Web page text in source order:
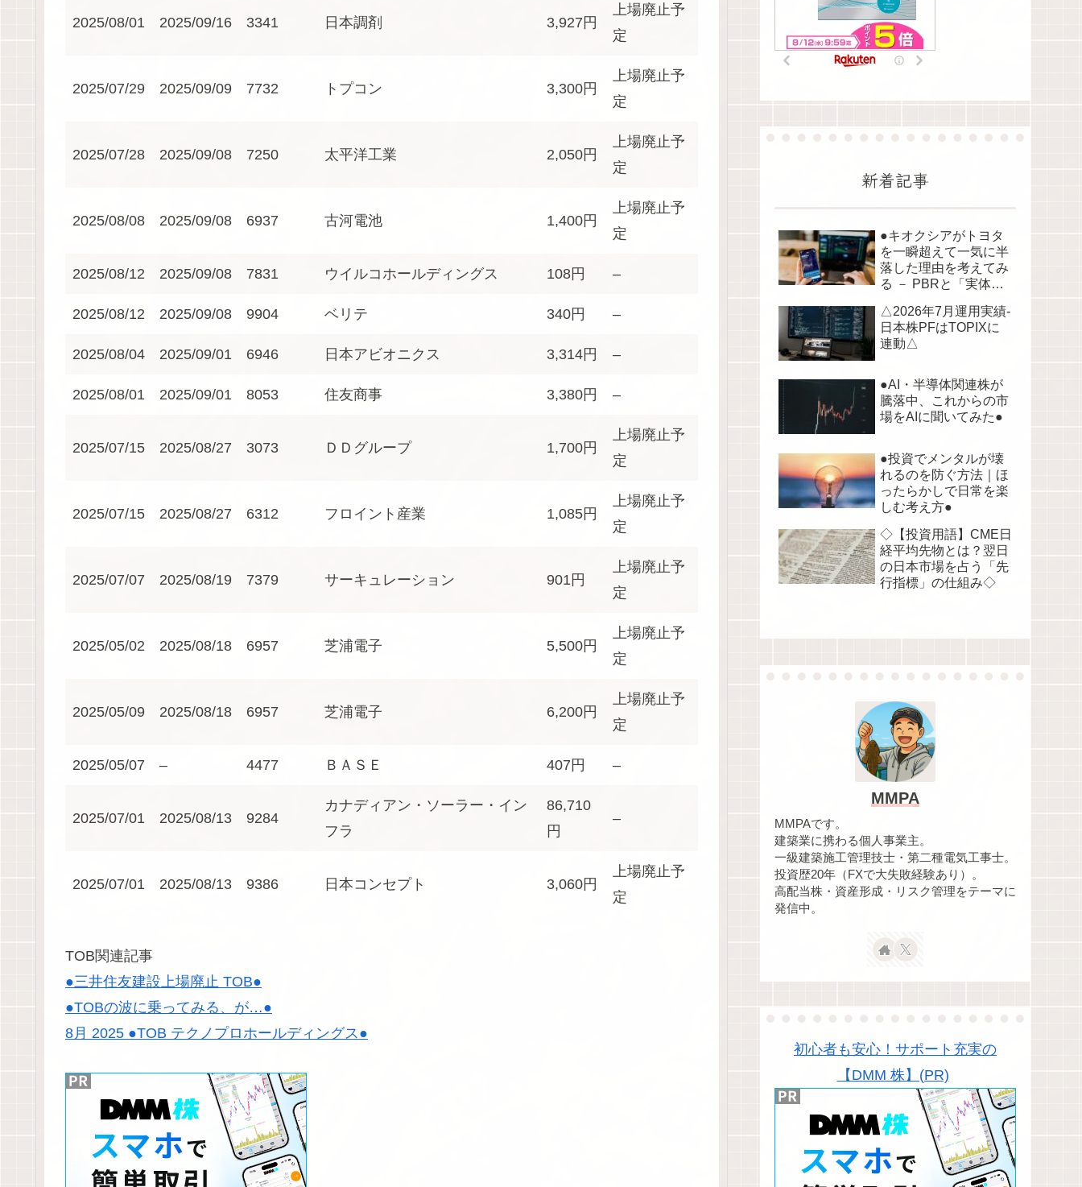
2025/08/01 2025/09/16 3341 日本調剤 3,927円
上場廃止予
定
2025/07/29 2025/09/09 7732 トプコン 3,300円
上場廃止予
定
2025/07/28 2025/09/08 7250 太平洋工業 2,050円
上場廃止予
定
2025/08/08 2025/09/08 6937 古河電池 1,400円
上場廃止予
定
2025/08/12 2025/09/08 7831 ウイルコホールディングス 108円 –
2025/08/12 2025/09/08 9904 ベリテ 340円 –
2025/08/04 2025/09/01 6946 日本アビオニクス 3,314円 –
2025/08/01 2025/09/01 8053 住友商事 3,380円 –
2025/07/15 2025/08/27 3073 ＤＤグループ 1,700円
上場廃止予
定
2025/07/15 2025/08/27 6312 フロイント産業 1,085円
上場廃止予
定
2025/07/07 2025/08/19 7379 サーキュレーション 901円
上場廃止予
定
2025/05/02 2025/08/18 6957 芝浦電子 5,500円
上場廃止予
定
2025/05/09 2025/08/18 6957 芝浦電子 6,200円
上場廃止予
定
2025/05/07 – 4477 ＢＡＳＥ 407円 –
2025/07/01 2025/08/13 9284
カナディアン・ソーラー・イン
フラ
86,710
円
–
2025/07/01 2025/08/13 9386 日本コンセプト 3,060円
上場廃止予
定
TOB関連記事
●三井住友建設上場廃止 TOB●
●TOBの波に乗ってみる、が…●
8月 2025 ●TOB テクノプロホールディングス●
新着記事
●キオクシアがトヨタ
を一瞬超えて一気に半
落した理由を考えてみ
る － PBRと「実体資
の構造●
△2026年7月運用実績-
日本株PFはTOPIXに
連動△
●AI・半導体関連株が
騰落中、これからの市
場をAIに聞いてみた●
●投資でメンタルが壊
れるのを防ぐ方法｜ほ
ったらかしで日常を楽
しむ考え方●
◇【投資用語】CME日
経平均先物とは？翌日
の日本市場を占う「先
行指標」の仕組み◇
MMPA
MMPAです。
建築業に携わる個人事業主。
一級建築施工管理技士・第二種電気工事士。
投資歴20年（FXで大失敗経験あり）。
高配当株・資産形成・リスク管理をテーマに
発信中。
初心者も安心！サポート充実の
【DMM 株】(PR)